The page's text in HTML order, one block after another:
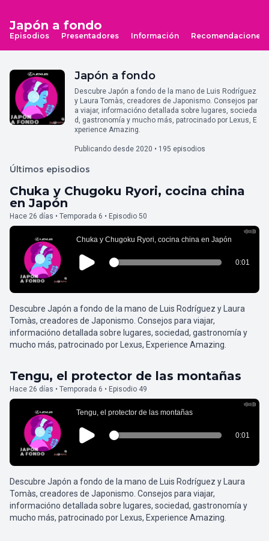
Japón a fondo
Episodios Presentadores Información Recomendaciones
Japón a fondo
Descubre Japón a fondo de la mano de Luis Rodríguez
y Laura Tomàs, creadores de Japonismo. Consejos par
a viajar, informacióno detallada sobre lugares, socieda
d, gastronomía y mucho más, patrocinado por Lexus, E
xperience Amazing.
Publicando desde 2020 • 195 episodios
Últimos episodios
Chuka y Chugoku Ryori, cocina china
en Japón
Hace 26 días • Temporada 6 • Episodio 50
Descubre Japón a fondo de la mano de Luis Rodríguez y Laura
Tomàs, creadores de Japonismo. Consejos para viajar,
informacióno detallada sobre lugares, sociedad, gastronomía y
mucho más, patrocinado por Lexus, Experience Amazing.
Tengu, el protector de las montañas
Hace 26 días • Temporada 6 • Episodio 49
Descubre Japón a fondo de la mano de Luis Rodríguez y Laura
Tomàs, creadores de Japonismo. Consejos para viajar,
informacióno detallada sobre lugares, sociedad, gastronomía y
mucho más, patrocinado por Lexus, Experience Amazing.